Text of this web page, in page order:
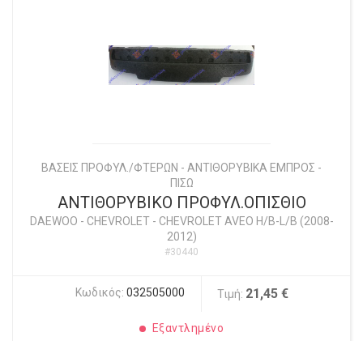
ΒΑΣΕΙΣ ΠΡΟΦΥΛ./ΦΤΕΡΩΝ - ΑΝΤΙΘΟΡΥΒΙΚΑ ΕΜΠΡΟΣ -
ΠΙΣΩ
ΑΝΤΙΘΟΡΥΒΙΚΟ ΠΡΟΦΥΛ.ΟΠΙΣΘΙΟ
DAEWOO - CHEVROLET- CHEVROLET AVEO H/B-L/B (2008-
2012)
#30440
Κωδικός: 032505000 Τιμή: 21,45 €
Εξαντλημένο